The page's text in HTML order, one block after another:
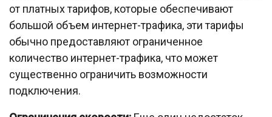
от платных тарифов, которые обеспечивают
большой объем интернет-трафика, эти тарифы
обычно предоставляют ограниченное
количество интернет-трафика, что может
существенно ограничить возможности
подключения.